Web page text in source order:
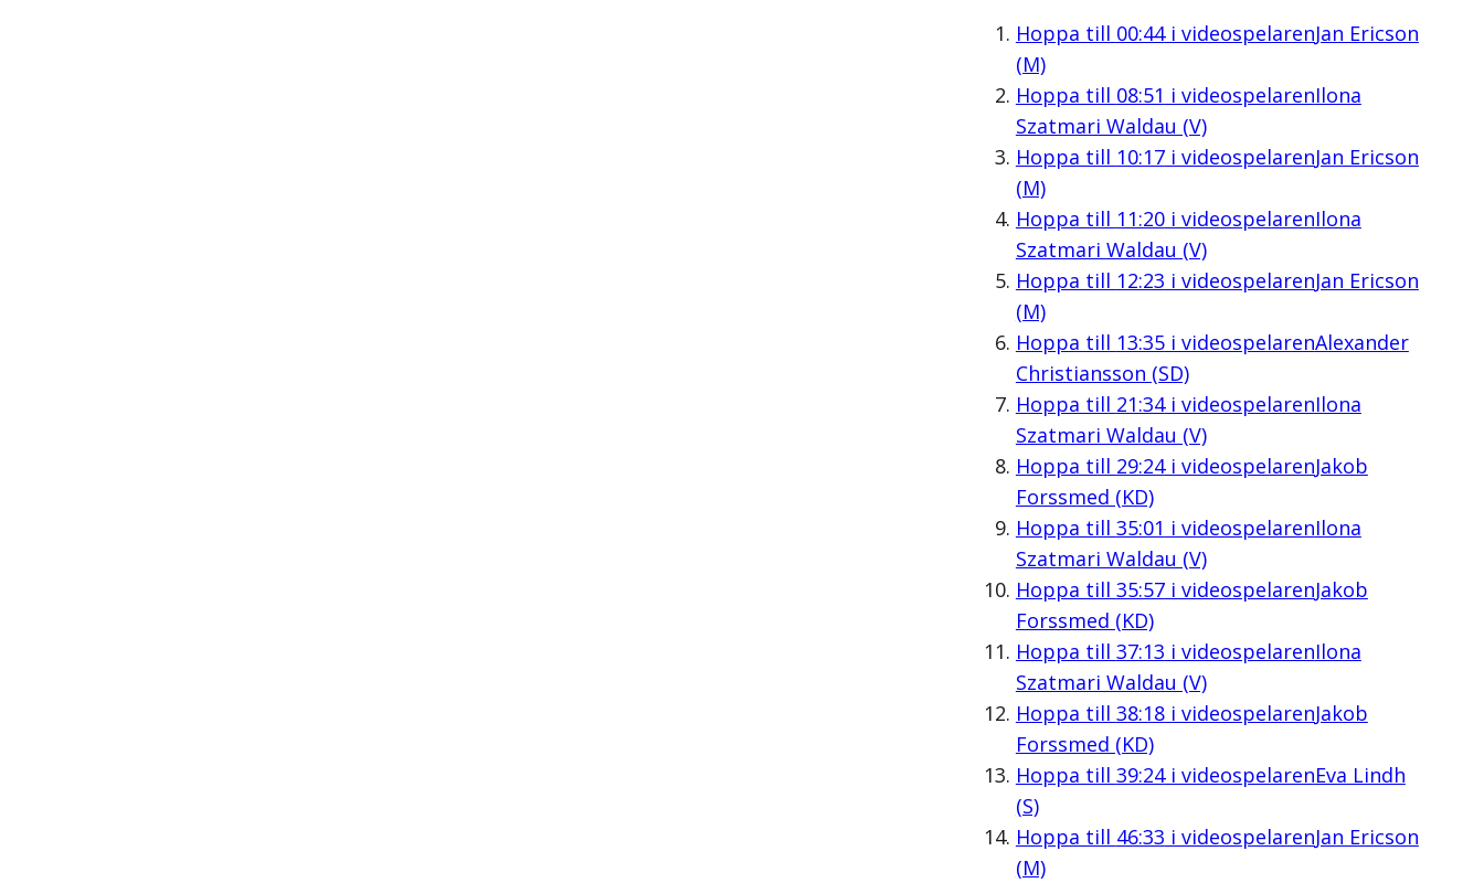
Hoppa till 00:44i videospelarenJan Ericson
(M)
Hoppa till 08:51 i videospelarenIlona
Szatmari Waldau (V)
Hoppa till 10:17i videospelarenJan Ericson
(M)
Hoppa till 11:20i videospelarenIlona
Szatmari Waldau (V)
Hoppa till 12:23 i videospelarenJan Ericson
(M)
Hoppa till 13:35i videospelarenAlexander
Christiansson (SD)
Hoppa till 21:34i videospelarenIlona
Szatmari Waldau (V)
Hoppa till 29:24i videospelarenJakob
Forssmed (KD)
Hoppa till 35:01 i videospelarenIlona
Szatmari Waldau (V)
Hoppa till 35:57i videospelarenJakob
Forssmed (KD)
Hoppa till 37:13 i videospelarenIlona
Szatmari Waldau (V)
Hoppa till 38:18i videospelarenJakob
Forssmed (KD)
Hoppa till 39:24i videospelarenEva Lindh
(S)
Hoppa till 46:33 i videospelarenJan Ericson
(M)